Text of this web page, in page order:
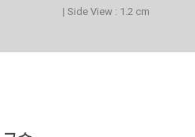
| Side View : 1.2 cm